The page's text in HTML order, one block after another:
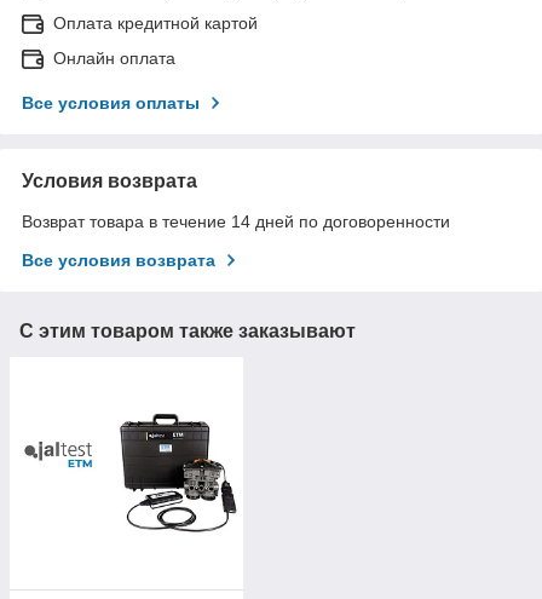
Оплата кредитной картой
Онлайн оплата
Все условия оплаты
Условия возврата
Возврат товара в течение 14 дней по договоренности
Все условия возврата
С этим товаром также заказывают